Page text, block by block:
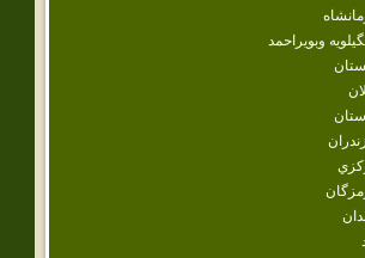
وبويراحمد